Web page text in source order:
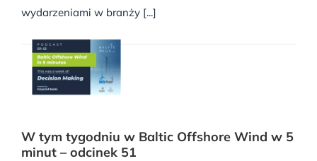
wydarzeniami w branży [...]
W tym tygodniu w Baltic Offshore Wind w 5
minut – odcinek 51